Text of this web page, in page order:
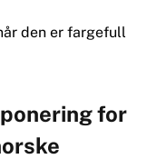
den er fargefull
for